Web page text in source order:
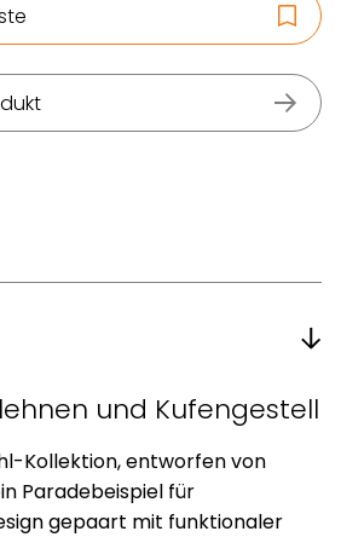
und Kufengestell
Kollektion, entworfen von
Paradebeispiel für
gepaart mit funktionaler